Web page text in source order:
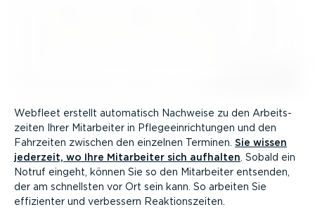
Webfleet erstellt automatisch Nachweise zu den Arbeits­
zeiten Ihrer Mitarbeiter in Pflege­ein­rich­tungen und den
Fahrzeiten zwischen den einzelnen Terminen. Sie wissen
jederzeit, wo Ihre Mitarbeiter sich aufhalten . Sobald ein
Notruf eingeht, können Sie so den Mitarbeiter entsenden,
der am schnellsten vor Ort sein kann. So arbeiten Sie
effizienter und verbessern Reakti­ons­zeiten.